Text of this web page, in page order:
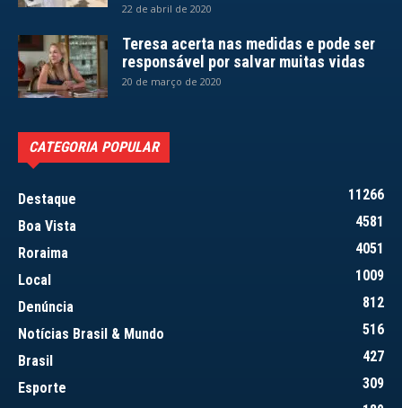
22 de abril de 2020
Teresa acerta nas medidas e pode ser
responsável por salvar muitas vidas
20 de março de 2020
CATEGORIA POPULAR
Destaque
11266
Boa Vista
4581
Roraima
4051
Local
1009
Denúncia
812
Notícias Brasil & Mundo
516
Brasil
427
Esporte
309